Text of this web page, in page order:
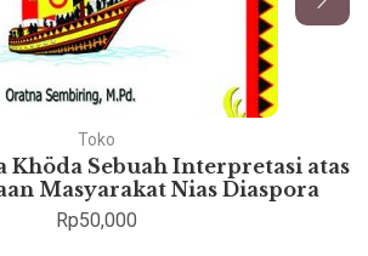
Toko
Khöda Sebuah Interpretasi atas
Masyarakat Nias Diaspora
Rp50,000